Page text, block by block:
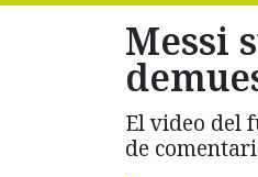
Messi
El video del
de